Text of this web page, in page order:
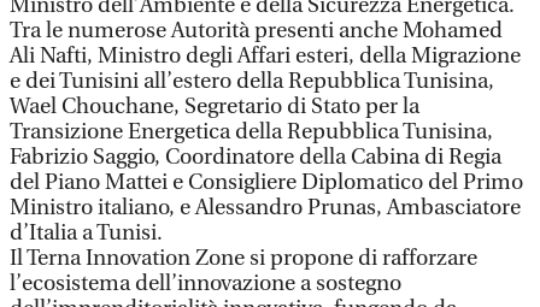
Ministro dell’Ambiente e della Sicurezza Energetica.
Tra le numerose Autorità presenti anche Mohamed
Ali Nafti, Ministro degli Affari esteri, della Migrazione
e dei Tunisini all’estero della Repubblica Tunisina,
Wael Chouchane, Segretario di Stato per la
Transizione Energetica della Repubblica Tunisina,
Fabrizio Saggio, Coordinatore della Cabina di Regia
del Piano Mattei e Consigliere Diplomatico del Primo
Ministro italiano, e Alessandro Prunas, Ambasciatore
d’Italia a Tunisi.
Il Terna Innovation Zone si propone di rafforzare
l’ecosistema dell’innovazione a sostegno